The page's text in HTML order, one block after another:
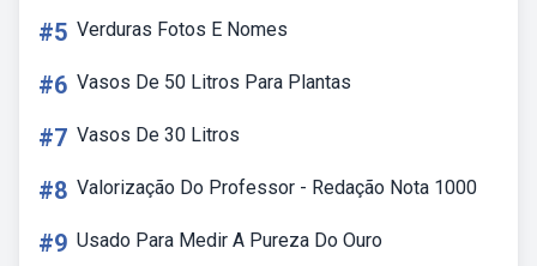
#5 Verduras Fotos E Nomes
#6 Vasos De 50 Litros Para Plantas
#7 Vasos De 30 Litros
#8 Valorização Do Professor - Redação Nota 1000
#9 Usado Para Medir A Pureza Do Ouro